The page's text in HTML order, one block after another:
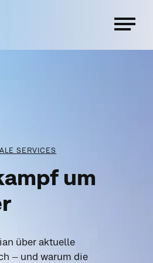
Menü
SERVICES
um
über aktuelle
– und warum die